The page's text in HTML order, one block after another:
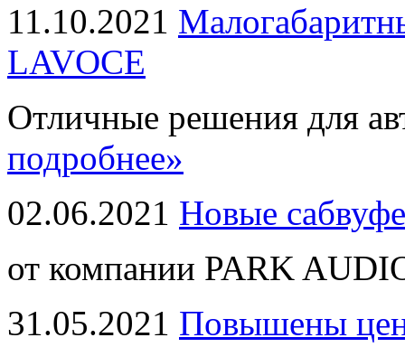
11.10.2021
LAVOCE
Отличные решения для
подробнее»
02.06.2021 Новые
от компании PARK
31.05.2021 Повышены